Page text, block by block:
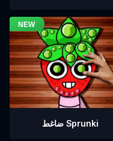
ضاغط Sprunki